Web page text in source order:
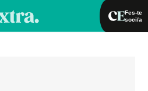
Fes-te
soci/a